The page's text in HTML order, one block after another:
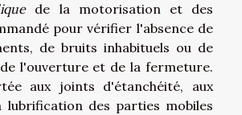
de la motorisation et des
pour vérifier l'absence de
de bruits inhabituels ou de
l'ouverture et de la fermeture.
aux joints d'étanchéité, aux
des parties mobiles